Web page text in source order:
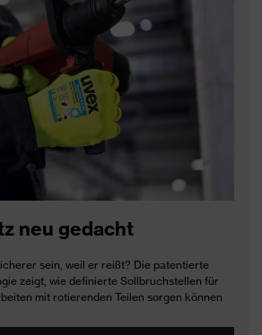
neu gedacht
sein, weil er reißt? Die patentierte
zeigt, wie definierte Sollbruchstellen für
mit rotierenden Teilen sorgen können